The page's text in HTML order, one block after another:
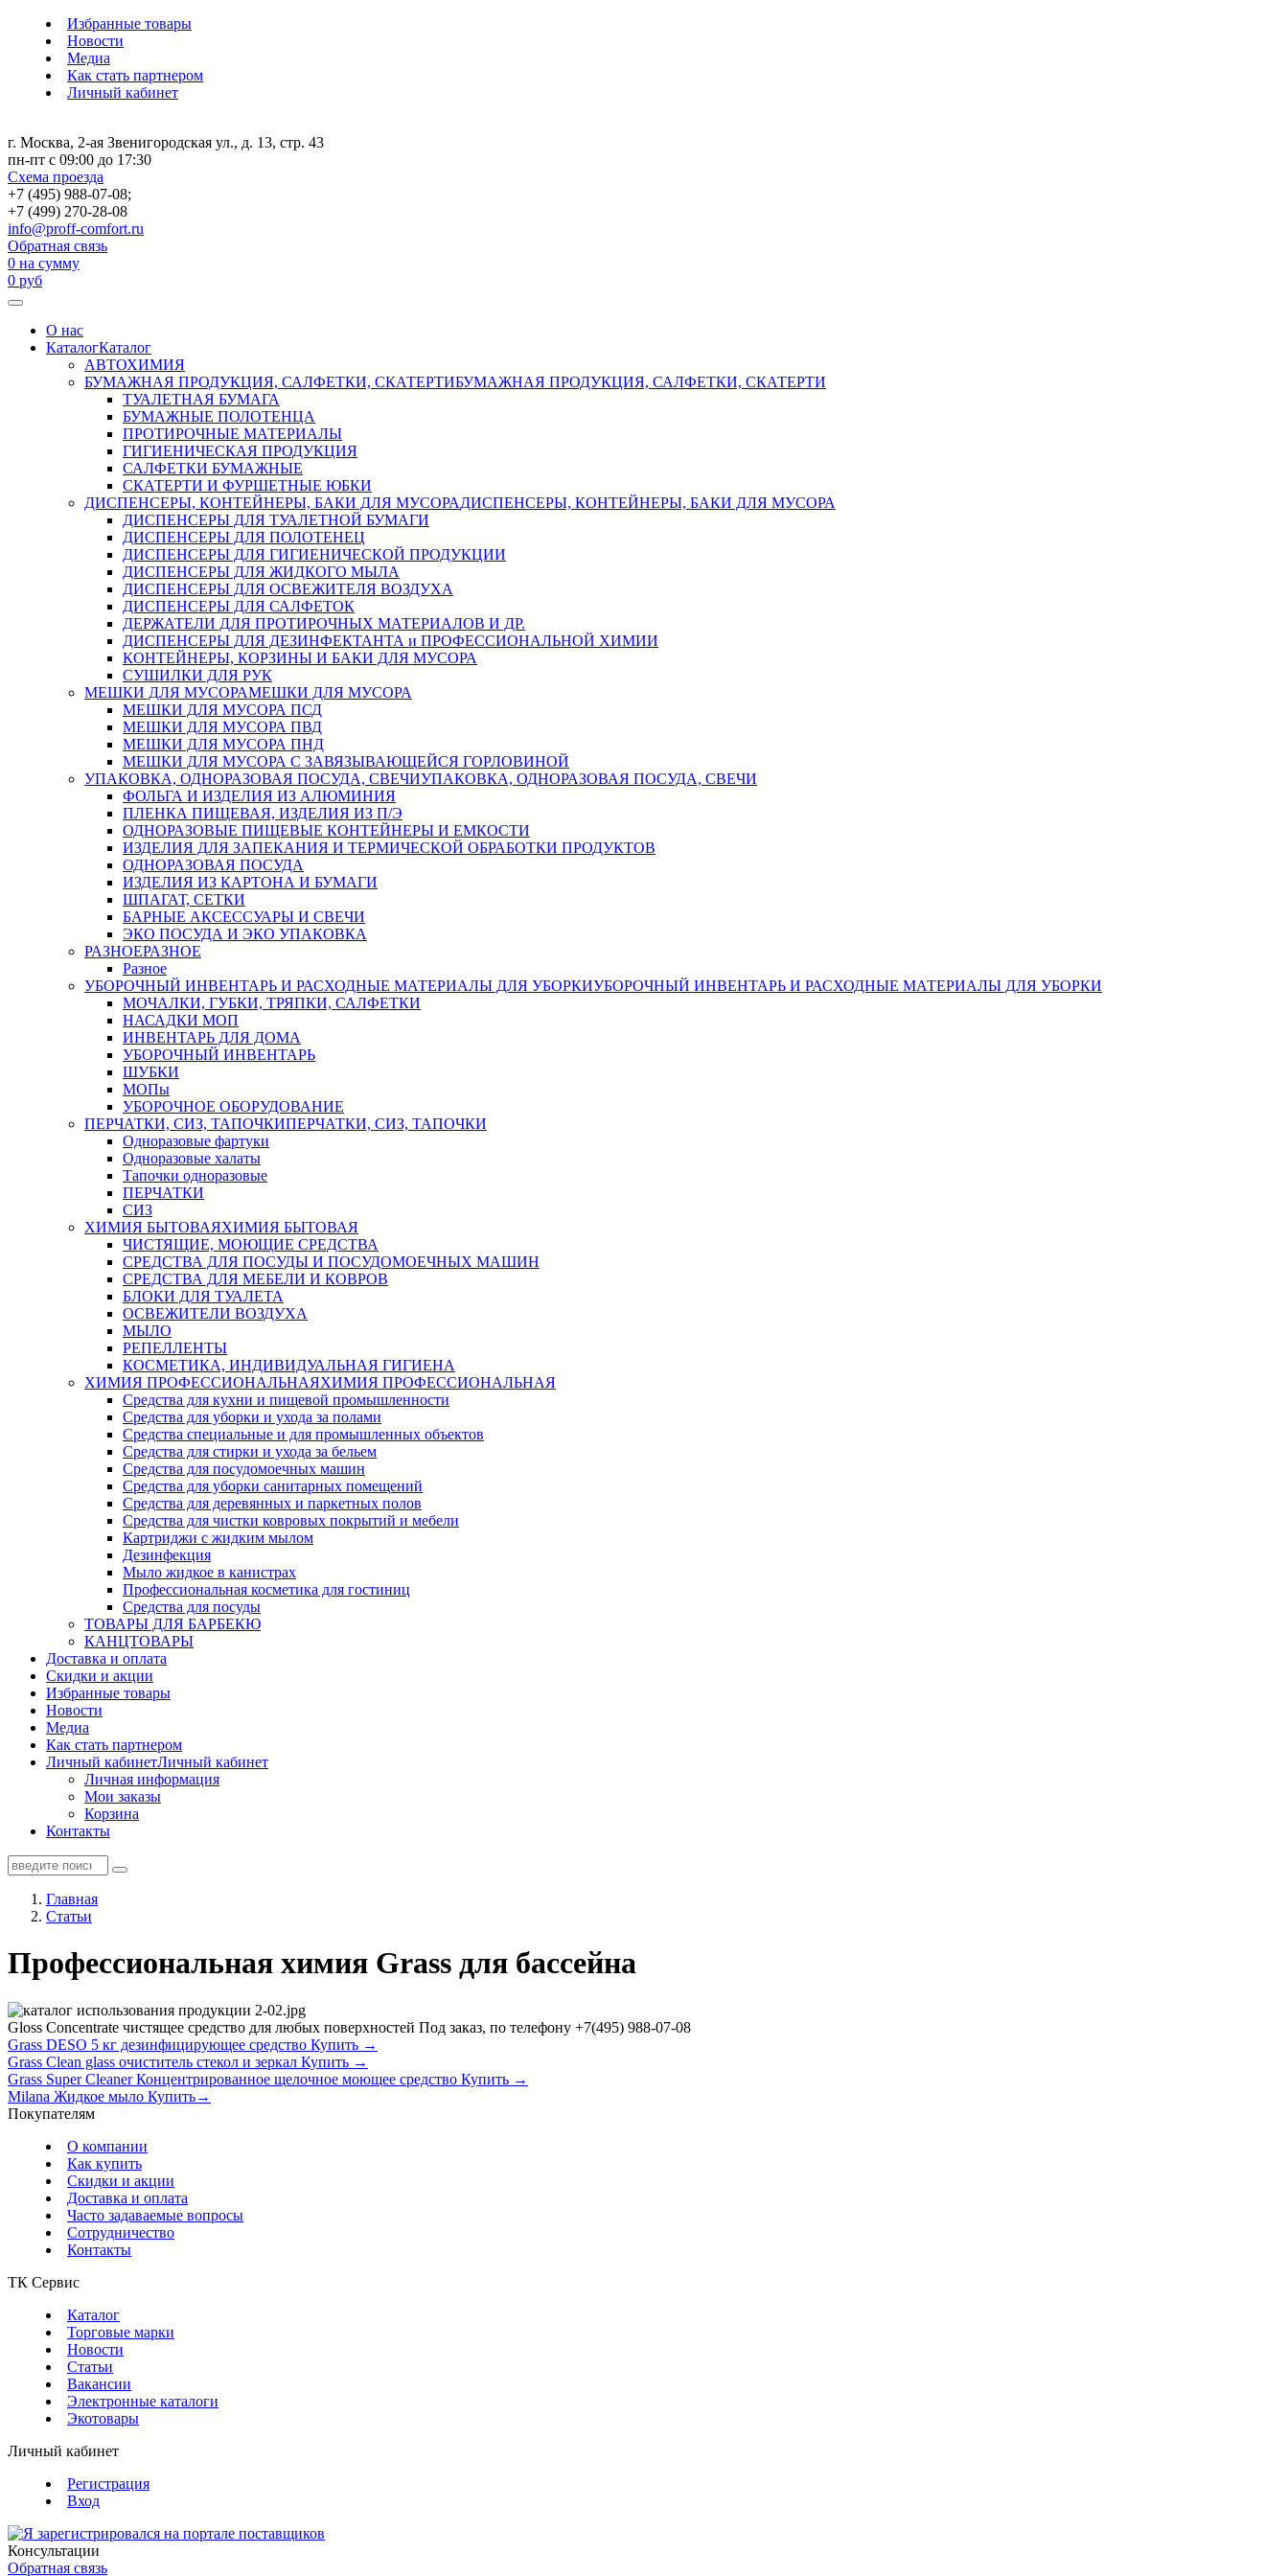
Избранные товары
Новости
Медиа
Как стать партнером
Личный кабинет
г. Москва, 2-ая Звенигородская ул., д. 13, стр. 43
пн-пт с 09:00 до 17:30
Схема проезда
+7 (495) 988-07-08;
+7 (499) 270-28-08
info@proff-comfort.ru
Обратная связь
0 на сумму
0 руб
О нас
КаталогКаталог
АВТОХИМИЯ
БУМАЖНАЯ ПРОДУКЦИЯ, САЛФЕТКИ, СКАТЕРТИБУМАЖНАЯ ПРОДУКЦИЯ, САЛФЕТКИ, СКАТЕРТИ
ТУАЛЕТНАЯ БУМАГА
БУМАЖНЫЕ ПОЛОТЕНЦА
ПРОТИРОЧНЫЕ МАТЕРИАЛЫ
ГИГИЕНИЧЕСКАЯ ПРОДУКЦИЯ
САЛФЕТКИ БУМАЖНЫЕ
СКАТЕРТИ И ФУРШЕТНЫЕ ЮБКИ
ДИСПЕНСЕРЫ, КОНТЕЙНЕРЫ, БАКИ ДЛЯ МУСОРАДИСПЕНСЕРЫ, КОНТЕЙНЕРЫ, БАКИ ДЛЯ МУСОРА
ДИСПЕНСЕРЫ ДЛЯ ТУАЛЕТНОЙ БУМАГИ
ДИСПЕНСЕРЫ ДЛЯ ПОЛОТЕНЕЦ
ДИСПЕНСЕРЫ ДЛЯ ГИГИЕНИЧЕСКОЙ ПРОДУКЦИИ
ДИСПЕНСЕРЫ ДЛЯ ЖИДКОГО МЫЛА
ДИСПЕНСЕРЫ ДЛЯ ОСВЕЖИТЕЛЯ ВОЗДУХА
ДИСПЕНСЕРЫ ДЛЯ САЛФЕТОК
ДЕРЖАТЕЛИ ДЛЯ ПРОТИРОЧНЫХ МАТЕРИАЛОВ И ДР.
ДИСПЕНСЕРЫ ДЛЯ ДЕЗИНФЕКТАНТА и ПРОФЕССИОНАЛЬНОЙ ХИМИИ
КОНТЕЙНЕРЫ, КОРЗИНЫ И БАКИ ДЛЯ МУСОРА
СУШИЛКИ ДЛЯ РУК
МЕШКИ ДЛЯ МУСОРАМЕШКИ ДЛЯ МУСОРА
МЕШКИ ДЛЯ МУСОРА ПСД
МЕШКИ ДЛЯ МУСОРА ПВД
МЕШКИ ДЛЯ МУСОРА ПНД
МЕШКИ ДЛЯ МУСОРА С ЗАВЯЗЫВАЮЩЕЙСЯ ГОРЛОВИНОЙ
УПАКОВКА, ОДНОРАЗОВАЯ ПОСУДА, СВЕЧИУПАКОВКА, ОДНОРАЗОВАЯ ПОСУДА, СВЕЧИ
ФОЛЬГА И ИЗДЕЛИЯ ИЗ АЛЮМИНИЯ
ПЛЕНКА ПИЩЕВАЯ, ИЗДЕЛИЯ ИЗ П/Э
ОДНОРАЗОВЫЕ ПИЩЕВЫЕ КОНТЕЙНЕРЫ И ЕМКОСТИ
ИЗДЕЛИЯ ДЛЯ ЗАПЕКАНИЯ И ТЕРМИЧЕСКОЙ ОБРАБОТКИ ПРОДУКТОВ
ОДНОРАЗОВАЯ ПОСУДА
ИЗДЕЛИЯ ИЗ КАРТОНА И БУМАГИ
ШПАГАТ, СЕТКИ
БАРНЫЕ АКСЕССУАРЫ И СВЕЧИ
ЭКО ПОСУДА И ЭКО УПАКОВКА
РАЗНОЕРАЗНОЕ
Разное
УБОРОЧНЫЙ ИНВЕНТАРЬ И РАСХОДНЫЕ МАТЕРИАЛЫ ДЛЯ УБОРКИУБОРОЧНЫЙ ИНВЕНТАРЬ И РАСХОДНЫЕ МАТЕРИАЛЫ ДЛЯ УБОРКИ
МОЧАЛКИ, ГУБКИ, ТРЯПКИ, САЛФЕТКИ
НАСАДКИ МОП
ИНВЕНТАРЬ ДЛЯ ДОМА
УБОРОЧНЫЙ ИНВЕНТАРЬ
ШУБКИ
МОПы
УБОРОЧНОЕ ОБОРУДОВАНИЕ
ПЕРЧАТКИ, СИЗ, ТАПОЧКИПЕРЧАТКИ, СИЗ, ТАПОЧКИ
Одноразовые фартуки
Одноразовые халаты
Тапочки одноразовые
ПЕРЧАТКИ
СИЗ
ХИМИЯ БЫТОВАЯХИМИЯ БЫТОВАЯ
ЧИСТЯЩИЕ, МОЮЩИЕ СРЕДСТВА
СРЕДСТВА ДЛЯ ПОСУДЫ И ПОСУДОМОЕЧНЫХ МАШИН
СРЕДСТВА ДЛЯ МЕБЕЛИ И КОВРОВ
БЛОКИ ДЛЯ ТУАЛЕТА
ОСВЕЖИТЕЛИ ВОЗДУХА
МЫЛО
РЕПЕЛЛЕНТЫ
КОСМЕТИКА, ИНДИВИДУАЛЬНАЯ ГИГИЕНА
ХИМИЯ ПРОФЕССИОНАЛЬНАЯХИМИЯ ПРОФЕССИОНАЛЬНАЯ
Средства для кухни и пищевой промышленности
Средства для уборки и ухода за полами
Средства специальные и для промышленных объектов
Средства для стирки и ухода за бельем
Средства для посудомоечных машин
Средства для уборки санитарных помещений
Средства для деревянных и паркетных полов
Средства для чистки ковровых покрытий и мебели
Картриджи с жидким мылом
Дезинфекция
Мыло жидкое в канистрах
Профессиональная косметика для гостиниц
Средства для посуды
ТОВАРЫ ДЛЯ БАРБЕКЮ
КАНЦТОВАРЫ
Доставка и оплата
Скидки и акции
Избранные товары
Новости
Медиа
Как стать партнером
Личный кабинетЛичный кабинет
Личная информация
Мои заказы
Корзина
Контакты
Главная
Статьи
Профессиональная химия Grass для бассейна
Gloss Concentrate чистящее средство для любых поверхностей Под заказ, по телефону +7(495) 988-07-08
Grass DESO 5 кг дезинфицирующее средство Купить →
Grass Clean glass очиститель стекол и зеркал Купить →
Grass Super Cleaner Концентрированное щелочное моющее средство Купить →
Milana Жидкое мыло Купить→
Покупателям
О компании
Как купить
Скидки и акции
Доставка и оплата
Часто задаваемые вопросы
Сотрудничество
Контакты
ТК Сервис
Каталог
Торговые марки
Новости
Статьи
Вакансии
Электронные каталоги
Экотовары
Личный кабинет
Регистрация
Вход
Консультации
Обратная связь